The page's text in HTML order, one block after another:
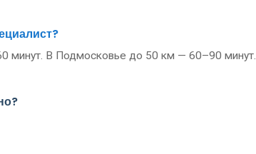
В Подмосковье до 50 км — 60–90 минут.